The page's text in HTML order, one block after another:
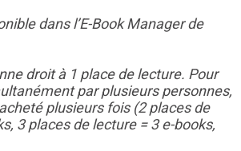
dans l’E-Book Manager de
droit à 1 place de lecture. Pour
par plusieurs personnes,
plusieurs fois (2 places de
3 places de lecture = 3 e-books,